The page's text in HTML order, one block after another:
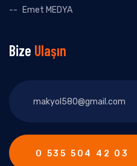
Emet MEDYA
Bize Ulaşın
0 535 504 42 03